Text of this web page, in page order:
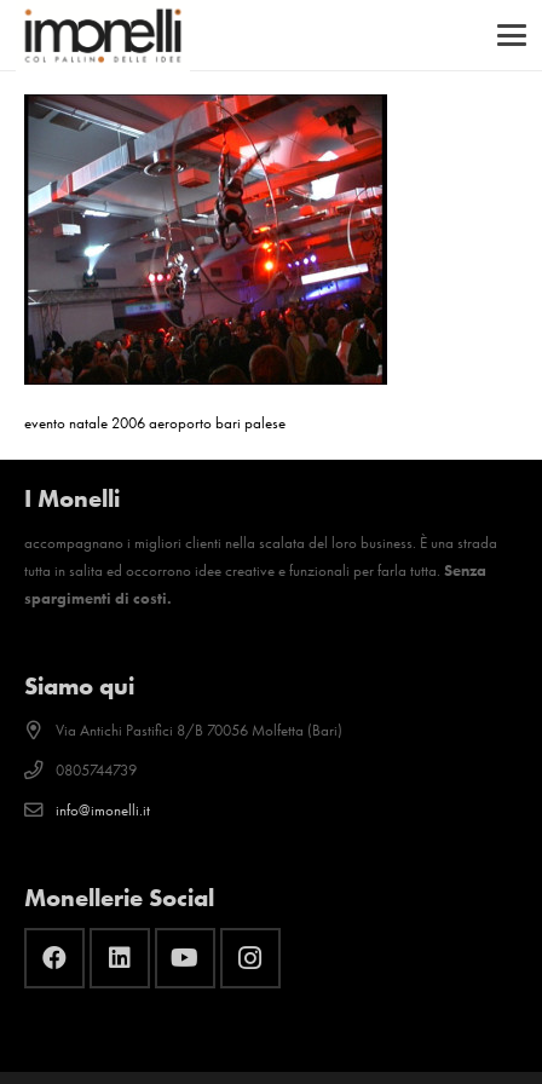
evento natale 2006 aeroporto bari palese
I Monelli
accompagnano i migliori clienti nella scalata del loro business. È una strada
tutta in salita ed occorrono idee creative e funzionali per farla tutta. Senza
spargimenti di costi.
Siamo qui
Via Antichi Pastifici 8/B 70056 Molfetta (Bari)
0805744739
info@imonelli.it
Monellerie Social